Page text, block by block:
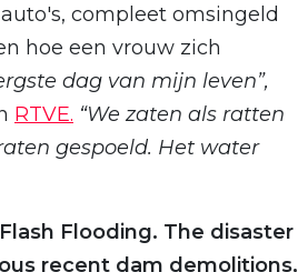
compleet omsingeld
hoe een vrouw zich
dag van mijn leven”,
RTVE. “We zaten als ratten
gespoeld. Het water
Flooding. The disaster
recent dam demolitions,